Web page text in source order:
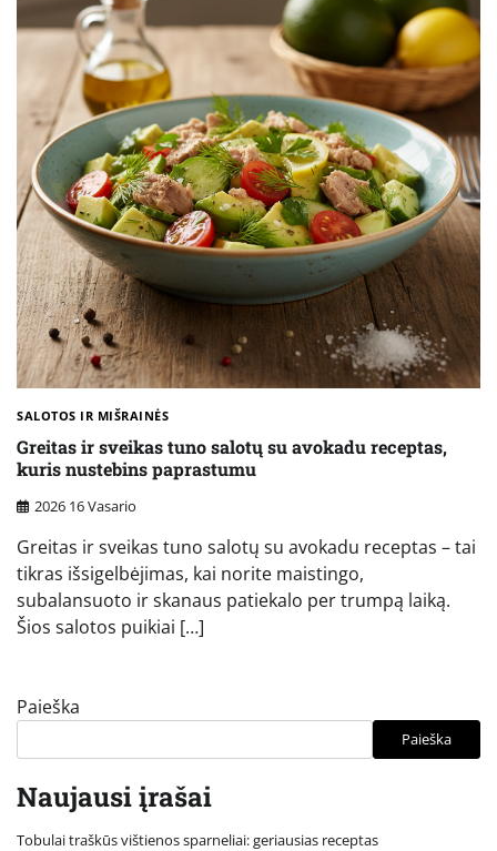
SALOTOS IR MIŠRAINĖS
Greitas ir sveikas tuno salotų su avokadu receptas,
kuris nustebins paprastumu
2026 16 Vasario
Greitas ir sveikas tuno salotų su avokadu receptas – tai
tikras išsigelbėjimas, kai norite maistingo,
subalansuoto ir skanaus patiekalo per trumpą laiką.
Šios salotos puikiai […]
Paieška
Paieška
Naujausi įrašai
Tobulai traškūs vištienos sparneliai: geriausias receptas